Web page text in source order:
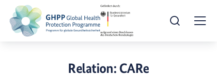
Suche öffnen
Relation: CARe